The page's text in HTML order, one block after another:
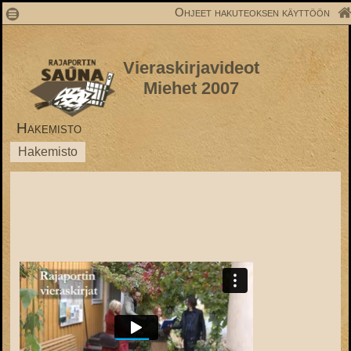
1 Ohjeet hakuteoksen käyttöön
Vieraskirjavideot
Miehet 2007
Hakemisto
Hakemisto